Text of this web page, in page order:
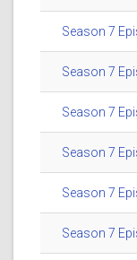
Season 7
Season 7
Season 7
Season 7
Season 7
Season 7